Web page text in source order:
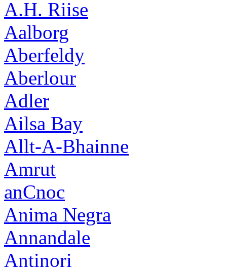
A.H. Riise
Aalborg
Aberfeldy
Aberlour
Adler
Ailsa Bay
Allt-A-Bhainne
Amrut
anCnoc
Anima Negra
Annandale
Antinori